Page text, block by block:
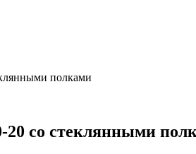
полками
20 со стеклянными